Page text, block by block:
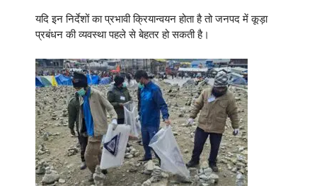
यदि इन निर्देशों का प्रभावी क्रियान्वयन होता है तो जनपद में कूड़ा
प्रबंधन की व्यवस्था पहले से बेहतर हो सकती है।